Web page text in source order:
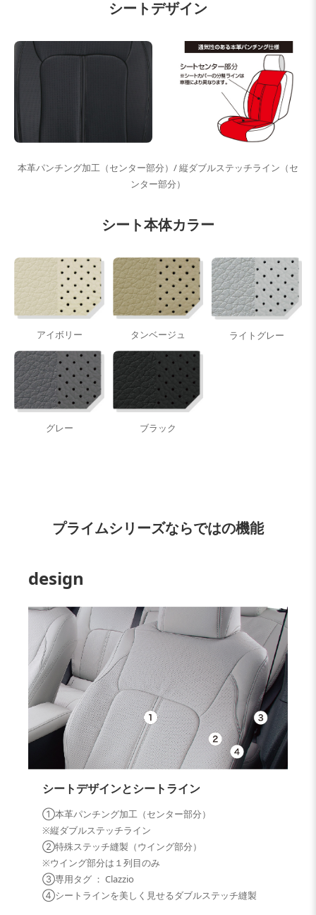
シートデザイン
本革パンチング加工（センター部分）/ 縦ダブルステッチライン（セ
ンター部分）
シート本体カラー
アイボリー タンベージュ ライトグレー
グレー ブラック
プライムシリーズならではの機能
design
シートデザインとシートライン
①本革パンチング加工（センター部分）
※縦ダブルステッチライン
②特殊ステッチ縫製（ウイング部分）
※ウイング部分は１列目のみ
③専用タグ ： Clazzio
④シートラインを美しく見せるダブルステッチ縫製